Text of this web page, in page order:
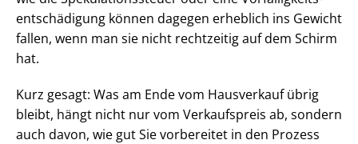
ent­schä­di­gung können dagegen erheblich ins Gewicht
fallen, wenn man sie nicht rechtzeitig auf dem Schirm
hat.
Kurz gesagt: Was am Ende vom Hausverkauf übrig
bleibt, hängt nicht nur vom Verkaufspreis ab, sondern
auch davon, wie gut Sie vorbereitet in den Prozess